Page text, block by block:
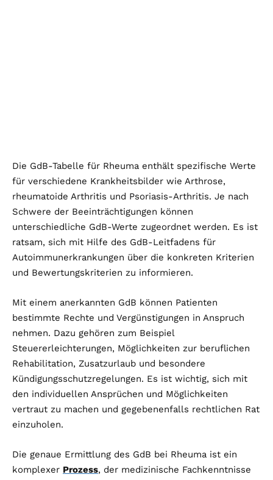
Die GdB-Tabelle für Rheuma enthält spezifische Werte
für verschiedene Krankheitsbilder wie Arthrose,
rheumatoide Arthritis und Psoriasis-Arthritis. Je nach
Schwere der Beeinträchtigungen können
unterschiedliche GdB-Werte zugeordnet werden. Es ist
ratsam, sich mit Hilfe des GdB-Leitfadens für
Autoimmunerkrankungen über die konkreten Kriterien
und Bewertungskriterien zu informieren.
Mit einem anerkannten GdB können Patienten
bestimmte Rechte und Vergünstigungen in Anspruch
nehmen. Dazu gehören zum Beispiel
Steuererleichterungen, Möglichkeiten zur beruflichen
Rehabilitation, Zusatzurlaub und besondere
Kündigungsschutzregelungen. Es ist wichtig, sich mit
den individuellen Ansprüchen und Möglichkeiten
vertraut zu machen und gegebenenfalls rechtlichen Rat
einzuholen.
Die genaue Ermittlung des GdB bei Rheuma ist ein
komplexer Prozess, der medizinische Fachkenntnisse